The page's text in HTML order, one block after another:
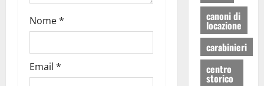
Nome*
Email *
canoni di
locazione
carabinieri
centro
storico